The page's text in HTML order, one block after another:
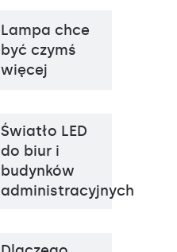
Lampa chce
być czymś
więcej
3000K, 4000K
natynkowy
OPAL
Światło LED
do biur i
budynków
administracyjnych